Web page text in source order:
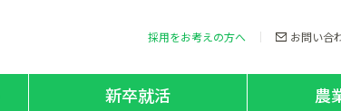
採用をお考えの方へ お問い合
新卒就活 農